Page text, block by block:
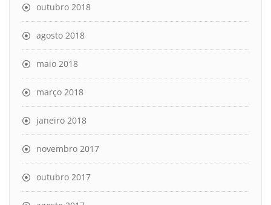
outubro 2018
agosto 2018
maio 2018
março 2018
janeiro 2018
novembro 2017
outubro 2017